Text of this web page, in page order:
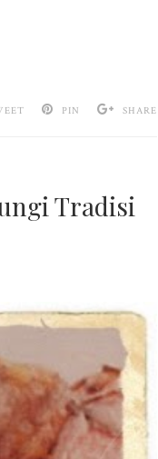
PIN SHARE
Tradisi